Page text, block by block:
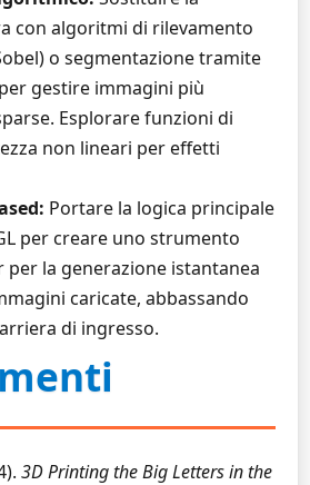
con algoritmi di rilevamento
o segmentazione tramite
gestire immagini più
Esplorare funzioni di
non lineari per effetti
Portare la logica principale
per creare uno strumento
per la generazione istantanea
caricate, abbassando
di ingresso.
3D Printing the Big Letters in the